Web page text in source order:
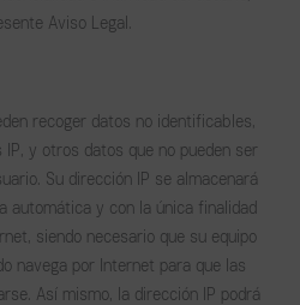
Aviso Legal.
recoger datos no identificables,
IP, y otros datos que no pueden ser
Su dirección IP se almacenará
automática y con la única finalidad
siendo necesario que su equipo
navega por Internet para que las
Así mismo, la dirección IP podrá